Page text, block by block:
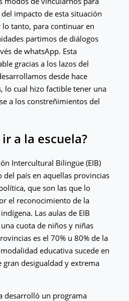
impacto de esta situación
lo tanto, para continuar en
partimos de diálogos
de whatsApp. Esta
gracias a los lazos del
desde hace
lo cual hizo factible tener una
a los constreñimientos del
a la escuela?
Intercultural Bilingüe (EIB)
país en aquellas provincias
que son las que lo
el reconocimiento de la
Las aulas de EIB
cuota de niños y niñas
es el 70% u 80% de la
educativa sucede en
gran desigualdad y extrema
desarrolló un programa